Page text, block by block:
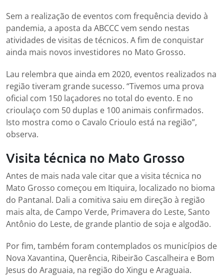
Sem a realização de eventos com frequência devido à
pandemia, a aposta da ABCCC vem sendo nestas
atividades de visitas de técnicos. A fim de conquistar
ainda mais novos investidores no Mato Grosso.
Lau relembra que ainda em 2020, eventos realizados na
região tiveram grande sucesso. “Tivemos uma prova
oficial com 150 laçadores no total do evento. E no
crioulaço com 50 duplas e 100 animais confirmados.
Isto mostra como o Cavalo Crioulo está na região”,
observa.
Visita técnica no Mato Grosso
Antes de mais nada vale citar que a visita técnica no
Mato Grosso começou em Itiquira, localizado no bioma
do Pantanal. Dali a comitiva saiu em direção à região
mais alta, de Campo Verde, Primavera do Leste, Santo
Antônio do Leste, de grande plantio de soja e algodão.
Por fim, também foram contemplados os municípios de
Nova Xavantina, Querência, Ribeirão Cascalheira e Bom
Jesus do Araguaia, na região do Xingu e Araguaia.